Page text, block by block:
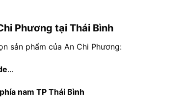
Phương tại Thái Bình
sản phẩm của An Chi Phương:
…
phía nam TP Thái Bình